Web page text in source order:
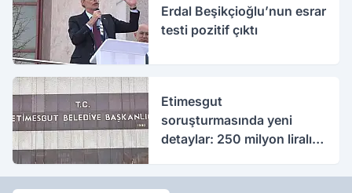
Erdal Beşikçioğlu’nun esrar
testi pozitif çıktı
Etimesgut
soruşturmasında yeni
detaylar: 250 milyon liralık